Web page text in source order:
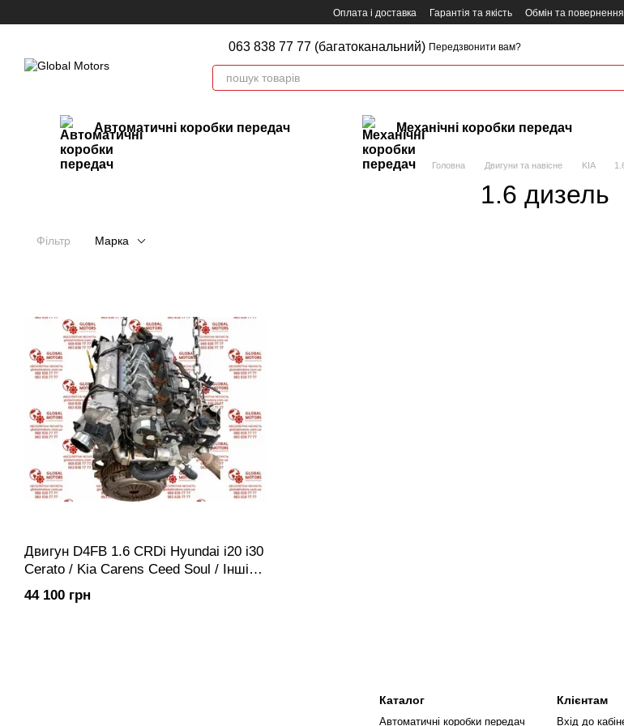
Оплата і доставка Гарантія та якість Обмін та повернення
063 838 77 77 (багатоканальний) Передзвонити вам?
Автоматичні коробки передач Механічні коробки передач
Головна Двигуни та навісне KIA
1.6 дизель
Фільтр Марка
Двигун D4FB 1.6 CRDi Hyundai i20 i30
Cerato / Kia Carens Ceed Soul / Інші
моделі | Мотор ДВС Двигатель
44 100 грн
Каталог
Автоматичні коробки передач
Клієнтам
Вхід до